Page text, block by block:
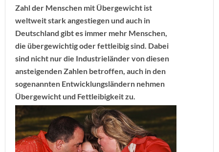
Zahl der Menschen mit Übergewicht ist
weltweit stark angestiegen und auch in
Deutschland gibt es immer mehr Menschen,
die übergewichtig oder fettleibig sind. Dabei
sind nicht nur die Industrieländer von diesen
ansteigenden Zahlen betroffen, auch in den
sogenannten Entwicklungsländern nehmen
Übergewicht und Fettleibigkeit zu.